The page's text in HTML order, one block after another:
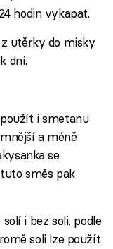
hodin vykapat.
utěrky do misky.
dní.
i smetanu
a méně
se
směs pak
i bez soli, podle
soli lze použít